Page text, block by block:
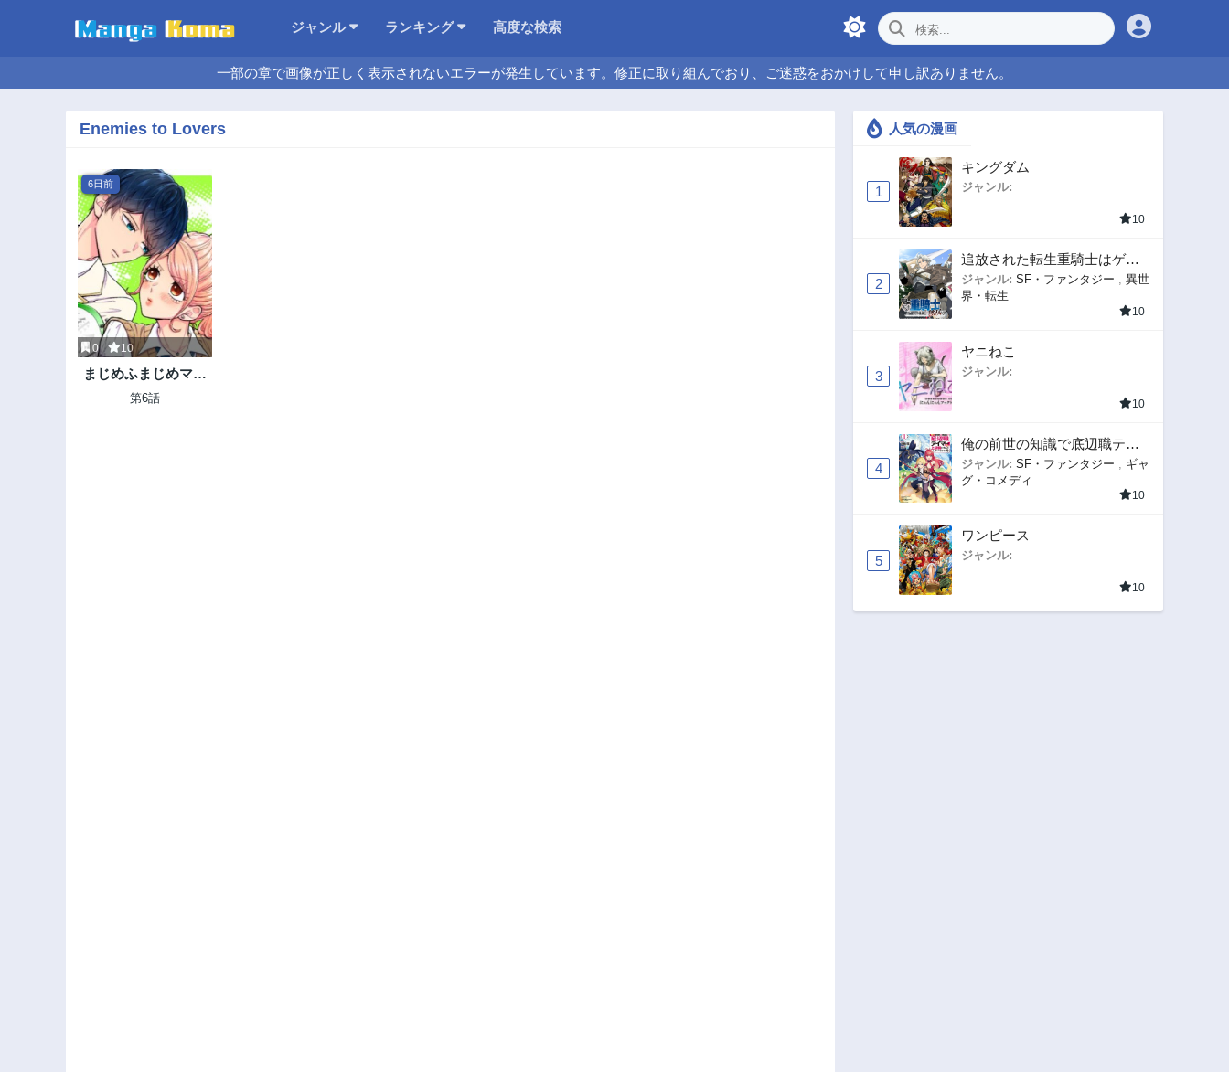
ジャンル ランキング 高度な検索
一部の章で画像が正しく表示されないエラーが発生しています。修正に取り組んでおり、ご迷惑をおかけして申し訳ありません。
Enemies to Lovers
6日前
0 10
まじめふまじめマジ
恋路
第6話
人気の漫画
1
キングダム
ジャンル:
10
2
追放された転生重騎士はゲー
ム知識で無双する
ジャンル: SF・ファンタジー
異世
界・転生
10
3
ヤニねこ
ジャンル:
10
4
俺の前世の知識で底辺職テイ
マーが上級職になってしまい
そうな件
ジャンル: SF・ファンタジー
ギャ
グ・コメディ
10
5
ワンピース
ジャンル:
10